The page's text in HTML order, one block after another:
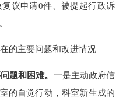
议申请0件、被提起行政诉
的主要问题和改进情况
题和困难。 一是主动政府信
的自觉行动，科室新生成的